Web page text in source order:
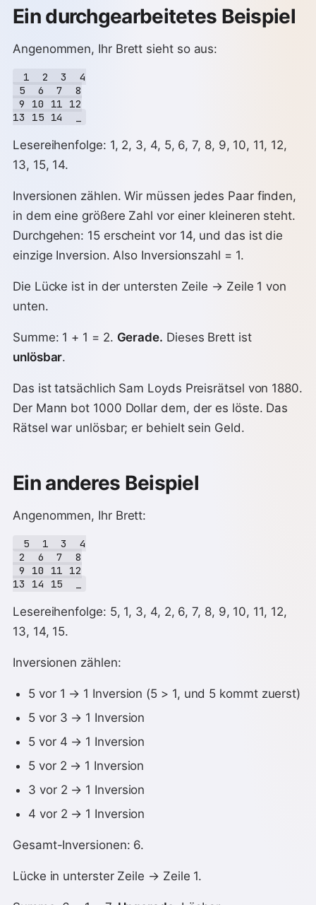
Ein durchgearbeitetes Beispiel
Angenommen, Ihr Brett sieht so aus:
1  2  3  4
5  6  7  8
9 10 11 12
Lesereihenfolge: 1, 2, 3, 4, 5, 6, 7, 8, 9, 10, 11, 12,
13, 15, 14.
Inversionen zählen. Wir müssen jedes Paar finden,
in dem eine größere Zahl vor einer kleineren steht.
Durchgehen: 15 erscheint vor 14, und das ist die
einzige Inversion. Also Inversionszahl = 1.
Die Lücke ist in der untersten Zeile → Zeile 1 von
unten.
Summe: 1 + 1 = 2. Gerade. Dieses Brett ist
unlösbar.
Das ist tatsächlich Sam Loyds Preisrätsel von 1880.
Der Mann bot 1000 Dollar dem, der es löste. Das
Rätsel war unlösbar; er behielt sein Geld.
Ein anderes Beispiel
Angenommen, Ihr Brett:
5  1  3  4
2  6  7  8
9 10 11 12
Lesereihenfolge: 5, 1, 3, 4, 2, 6, 7, 8, 9, 10, 11, 12,
13, 14, 15.
Inversionen zählen:
5 vor 1 → 1 Inversion (5 > 1, und 5 kommt zuerst)
5 vor 3 → 1 Inversion
5 vor 4 → 1 Inversion
5 vor 2 → 1 Inversion
3 vor 2 → 1 Inversion
4 vor 2 → 1 Inversion
Gesamt-Inversionen: 6.
Lücke in unterster Zeile → Zeile 1.